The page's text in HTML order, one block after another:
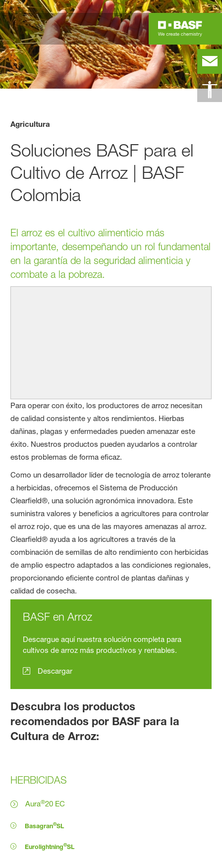
Agricultura
Soluciones BASF para el
Cultivo de Arroz | BASF
Colombia
El arroz es el cultivo alimenticio más
importante, desempeñando un rol fundamental
en la garantía de la seguridad alimenticia y
combate a la pobreza.
Para operar con éxito, los productores de arroz necesitan
de calidad consistente y altos rendimientos. Hierbas
dañinas, plagas y enfermedades pueden amenazar este
éxito. Nuestros productos pueden ayudarlos a controlar
estos problemas de forma eficaz.
Como un desarrollador líder de tecnología de arroz tolerante
a herbicidas, ofrecemos el Sistema de Producción
Clearfield®, una solución agronómica innovadora. Este
suministra valores y beneficios a agricultores para controlar
el arroz rojo, que es una de las mayores amenazas al arroz.
Clearfield® ayuda a los agricultores a través de la
combinación de semillas de alto rendimiento con herbicidas
de amplio espectro adaptados a las condiciones regionales,
proporcionando eficiente control de plantas dañinas y
calidad de cosecha.
BASF en Arroz
Descargue aquí nuestra solución completa para
cultivos de arroz más productivos y rentables.
Descargar
Descubra los productos
recomendados por BASF para la
Cultura de Arroz:
HERBICIDAS
Aura®20 EC
Basagran®SL
Eurolightning®SL